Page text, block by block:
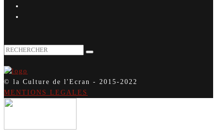
© la Culture de l'Ecran - 2015-2022
MENTIONS LEGALES